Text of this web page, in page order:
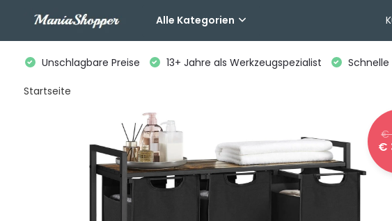
Alle Kategorien
Unschlagbare Preise 13+ Jahre als Werkzeugspezialist
Startseite
€
€